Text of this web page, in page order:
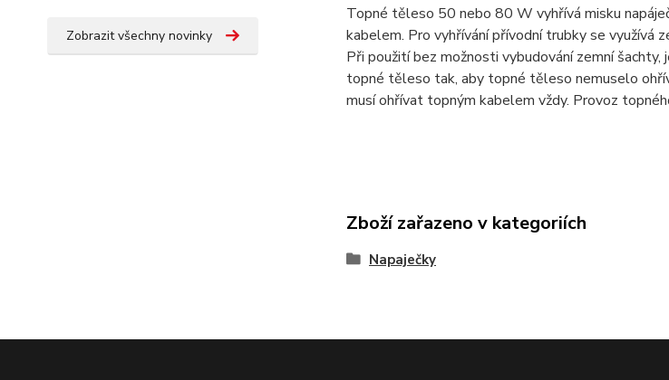
Zobrazit všechny novinky
Topné těleso 50 nebo 80 W vyhřívá misku
kabelem. Pro vyhřívání přívodní trubky se využívá
Při použití bez možnosti vybudování zemní
topné těleso tak, aby topné těleso nemuselo
musí ohřívat topným kabelem vždy. Provoz
Zboží zařazeno v kategoriích
Napaječky